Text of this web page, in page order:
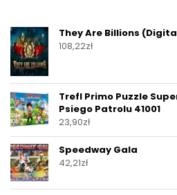
They Are Billions
108,22zł
Trefl Primo Puzzle
Psiego Patrolu 41001
23,90zł
Speedway Gala
42,21zł